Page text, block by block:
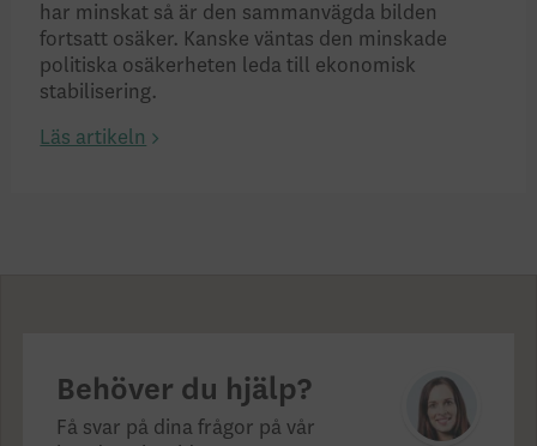
har minskat så är den sammanvägda bilden
fortsatt osäker. Kanske väntas den minskade
politiska osäkerheten leda till ekonomisk
stabilisering.
Läs artikeln
Behöver du hjälp?
Få svar på dina frågor på vår